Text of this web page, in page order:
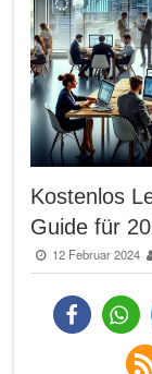
Kostenlos
Guide für
12 Februar 2024
teilen